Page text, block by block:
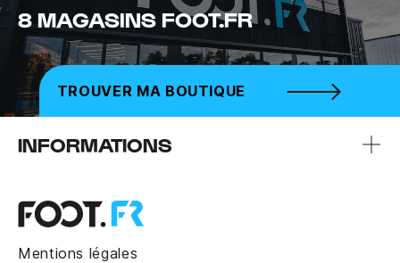
8 MAGASINS FOOT.FR
TROUVER MA BOUTIQUE
INFORMATIONS
Mentions légales